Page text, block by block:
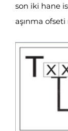
son iki hane
aşınma ofseti